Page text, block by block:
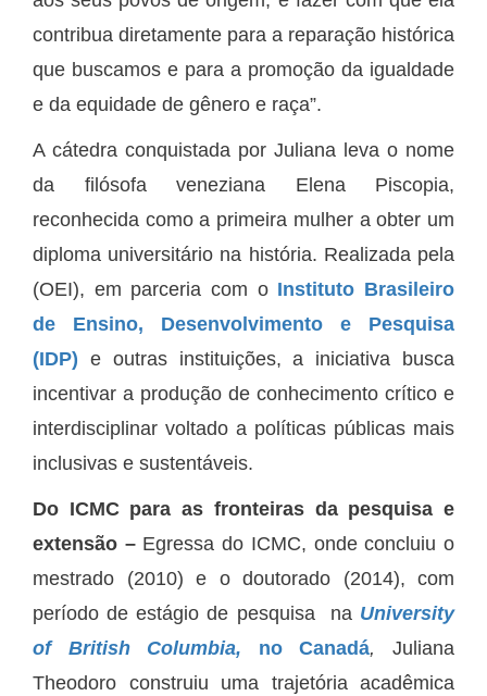
contribua diretamente para a reparação histórica
que buscamos e para a promoção da igualdade
e da equidade de gênero e raça”.
A cátedra conquistada por Juliana leva o nome
da filósofa veneziana Elena Piscopia,
reconhecida como a primeira mulher a obter um
diploma universitário na história. Realizada pela
(OEI), em parceria com o Instituto Brasileiro
de Ensino, Desenvolvimento e Pesquisa
(IDP) e outras instituições, a iniciativa busca
incentivar a produção de conhecimento crítico e
interdisciplinar voltado a políticas públicas mais
inclusivas e sustentáveis.
Do ICMC para as fronteiras da pesquisa e
extensão –Egressa do ICMC, onde concluiu o
mestrado (2010) e o doutorado (2014), com
período de estágio de pesquisa na University
of British Columbia, no Canadá,
Juliana
Theodoro construiu uma trajetória acadêmica